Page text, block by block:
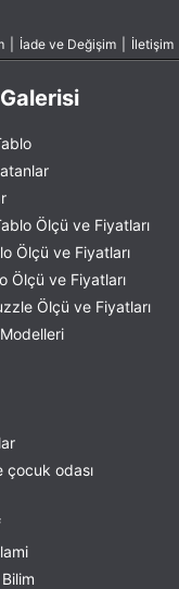
İade ve Değişim İletişim
Ölçü ve Fiyatları
Ölçü ve Fiyatları
Ölçü ve Fiyatları
Ölçü ve Fiyatları
çocuk odası